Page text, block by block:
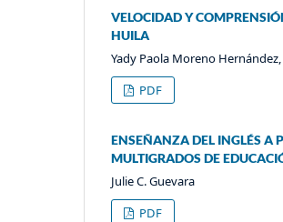
VELOCIDAD Y
HUILA
Yady Paola Moreno
PDF
ENSEÑANZA DEL INGLÉS A
MULTIGRADOS DE
Julie C. Guevara
PDF